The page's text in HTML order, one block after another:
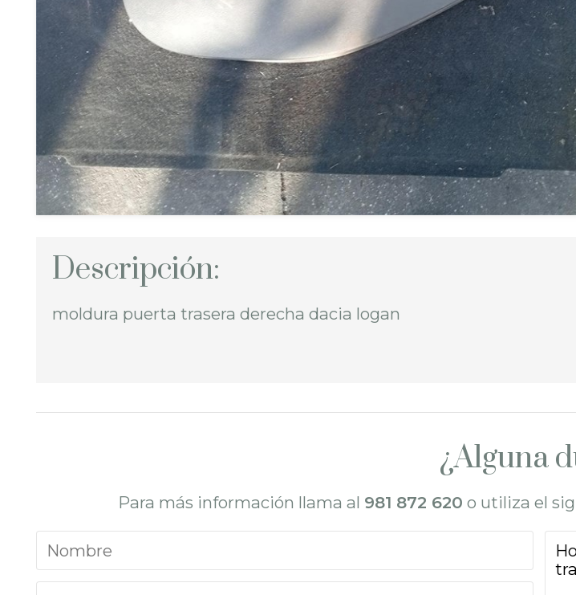
Descripción:
moldura puerta trasera derecha dacia logan
¿Alguna
Para más información llama al 981 872 620 o utiliza el